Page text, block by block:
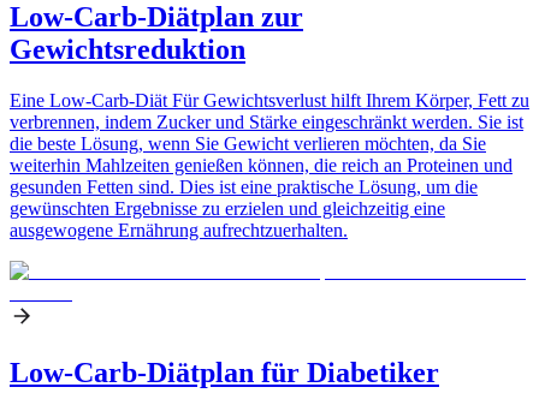
Low-Carb-Diätplan zur
Gewichtsreduktion
Eine Low-Carb-Diät Für Gewichtsverlust hilft Ihrem Körper, Fett zu
verbrennen, indem Zucker und Stärke eingeschränkt werden. Sie ist
die beste Lösung, wenn Sie Gewicht verlieren möchten, da Sie
weiterhin Mahlzeiten genießen können, die reich an Proteinen und
gesunden Fetten sind. Dies ist eine praktische Lösung, um die
gewünschten Ergebnisse zu erzielen und gleichzeitig eine
ausgewogene Ernährung aufrechtzuerhalten.
Low-Carb-Diätplan für Diabetiker